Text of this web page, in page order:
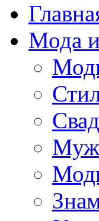
Мода